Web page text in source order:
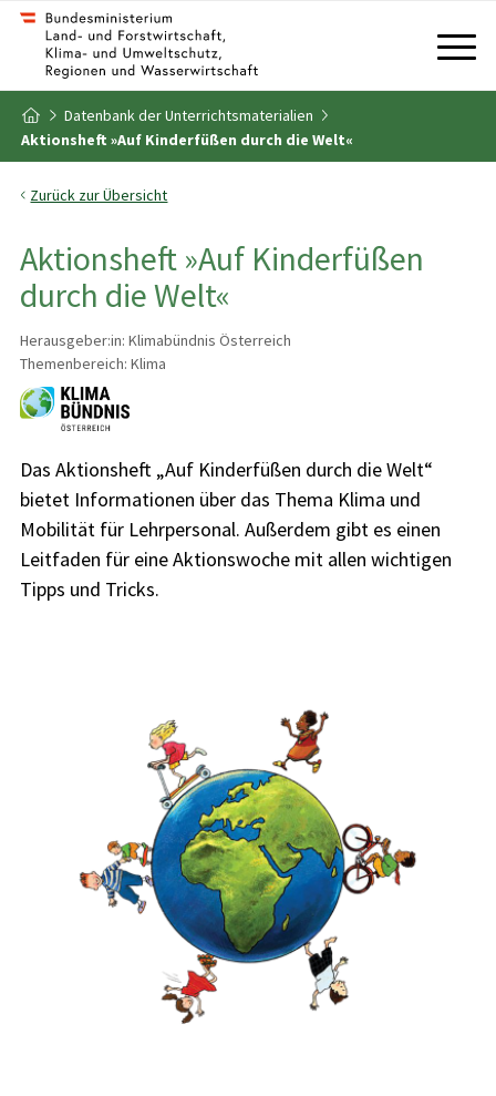
Zum Inhalt
Zum Inhaltsverzeichnis
Zur Startseite
Datenbank der Unterrichtsmaterialien
Aktionsheft »Auf Kinderfüßen durch die Welt«
Zurück zur Übersicht
Aktionsheft »Auf Kinderfüßen
durch die Welt«
Herausgeber:in: Klimabündnis Österreich
Themenbereich: Klima
Das Aktionsheft „Auf Kinderfüßen durch die Welt“
bietet Informationen über das Thema Klima und
Mobilität für Lehrpersonal. Außerdem gibt es einen
Leitfaden für eine Aktionswoche mit allen wichtigen
Tipps und Tricks.